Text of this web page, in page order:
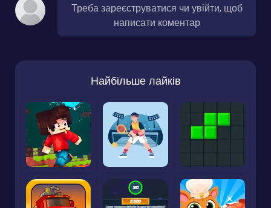
Треба зареєструватися чи увійти, щоб
написати коментар
Найбільше лайків